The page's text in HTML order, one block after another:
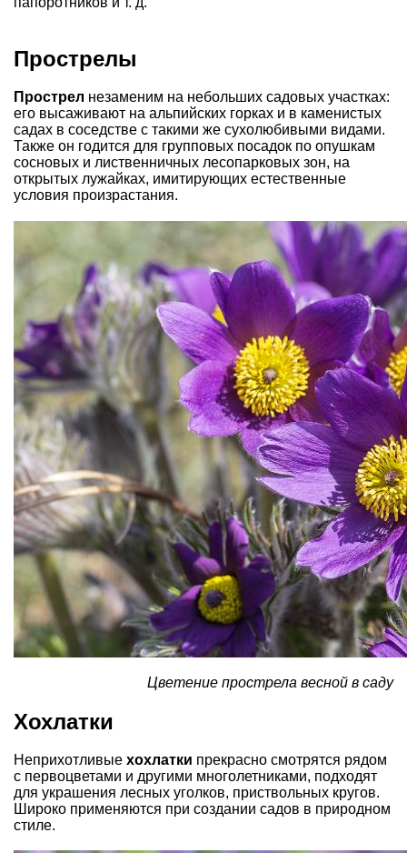
Прострелы
Прострел незаменим на небольших садовых участках:
его высаживают на альпийских горках и в каменистых
садах в соседстве с такими же сухолюбивыми видами.
Также он годится для групповых посадок по опушкам
сосновых и лиственничных лесопарковых зон, на
открытых лужайках, имитирующих естественные
условия произрастания.
Цветение прострела весной в саду
Хохлатки
Неприхотливые хохлатки прекрасно смотрятся рядом
с первоцветами и другими многолетниками, подходят
для украшения лесных уголков, приствольных кругов.
Широко применяются при создании садов в природном
стиле.